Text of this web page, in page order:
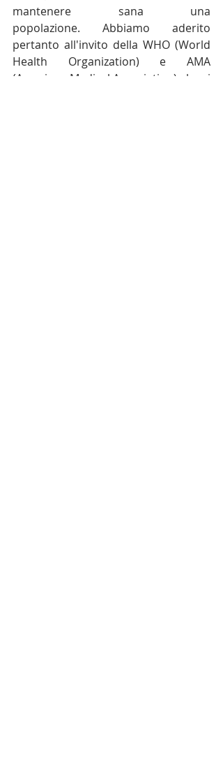
mantenere sana una
popolazione. Abbiamo aderito
pertanto all'invito della WHO (World
Health Organization) e AMA
(American Medical Association) che si